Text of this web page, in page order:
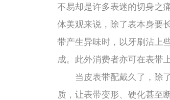
不易却是许多表迷的切身之
体美观来说，除了表本身要
带产生异味时，以牙刷沾上
成。此外消费者亦可在表带
当皮表带配戴久了，除了
质，让表带变形、硬化甚至